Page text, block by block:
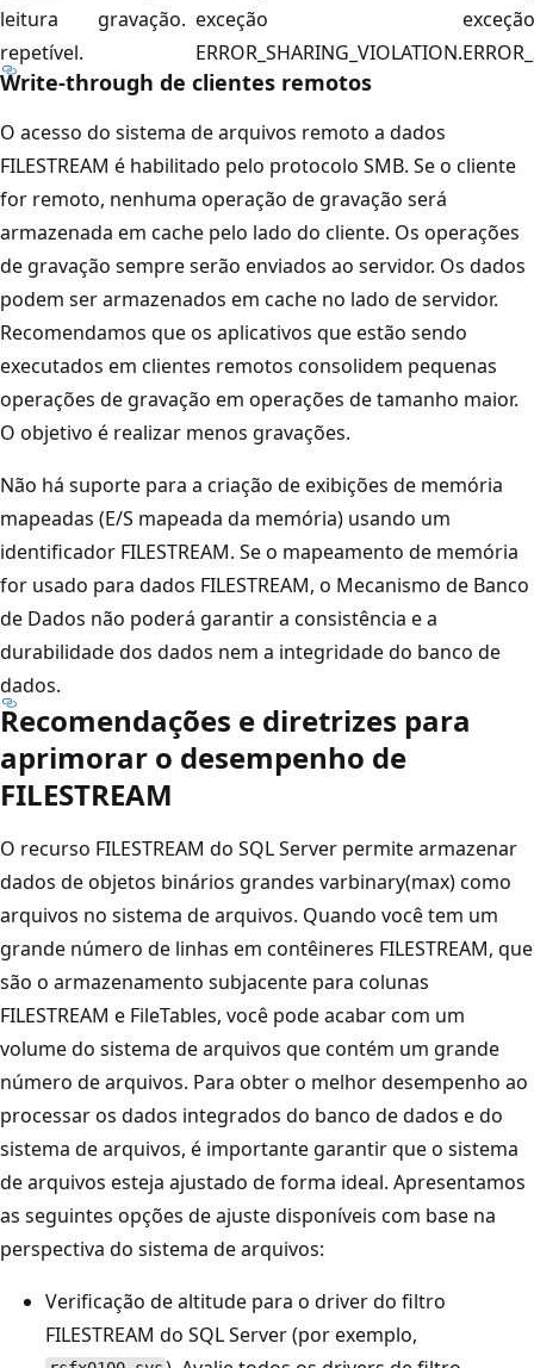
leitura
repetível.
gravação. exceção
ERROR_SHARING_VIOLATION.
exceção
Write-through de clientes remotos
O acesso do sistema de arquivos remoto a dados
FILESTREAM é habilitado pelo protocolo SMB. Se o cliente
for remoto, nenhuma operação de gravação será
armazenada em cache pelo lado do cliente. Os operações
de gravação sempre serão enviados ao servidor. Os dados
podem ser armazenados em cache no lado de servidor.
Recomendamos que os aplicativos que estão sendo
executados em clientes remotos consolidem pequenas
operações de gravação em operações de tamanho maior.
O objetivo é realizar menos gravações.
Não há suporte para a criação de exibições de memória
mapeadas (E/S mapeada da memória) usando um
identificador FILESTREAM. Se o mapeamento de memória
for usado para dados FILESTREAM, o Mecanismo de Banco
de Dados não poderá garantir a consistência e a
durabilidade dos dados nem a integridade do banco de
dados.
Recomendações e diretrizes para
aprimorar o desempenho de
FILESTREAM
O recurso FILESTREAM do SQL Server permite armazenar
dados de objetos binários grandes varbinary(max) como
arquivos no sistema de arquivos. Quando você tem um
grande número de linhas em contêineres FILESTREAM, que
são o armazenamento subjacente para colunas
FILESTREAM e FileTables, você pode acabar com um
volume do sistema de arquivos que contém um grande
número de arquivos. Para obter o melhor desempenho ao
processar os dados integrados do banco de dados e do
sistema de arquivos, é importante garantir que o sistema
de arquivos esteja ajustado de forma ideal. Apresentamos
as seguintes opções de ajuste disponíveis com base na
perspectiva do sistema de arquivos:
Verificação de altitude para o driver do filtro
FILESTREAM do SQL Server (por exemplo,